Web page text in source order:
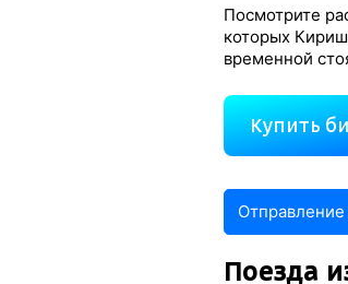
Посмотрите
которых
временной
Купить
Отправление
Поезда